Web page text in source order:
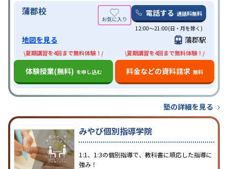
蒲郡校 電話する 通話料無料
12:00～21:00(日・月を除く)
地図を見る 蒲郡駅
\夏期講習を4回まで無料体験！/
体験授業(無料) を申し込む
\夏期講習を4回まで無料体験！/
料金などの資料請求 無料
塾の詳細を見る
みやび個別指導学院
1:1、1:3の個別指導で、教科書に順応した指導に
強み！